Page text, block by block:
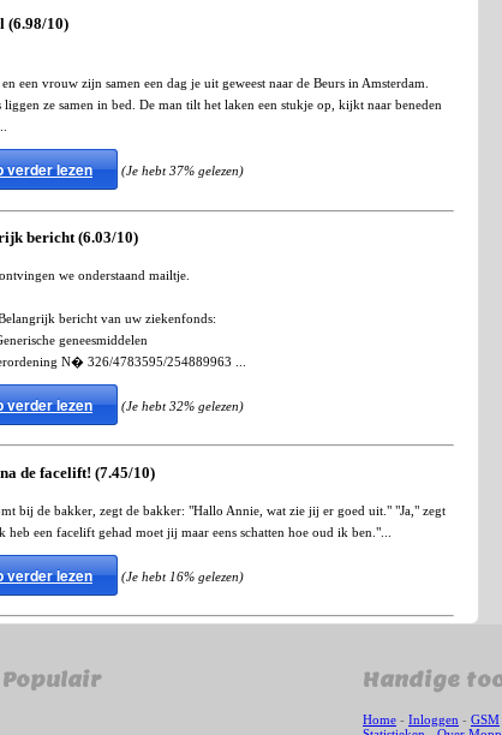
(6.98/10)
een vrouw zijn samen een dag je uit geweest naar de Beurs in Amsterdam.
liggen ze samen in bed. De man tilt het laken een stukje op, kijkt naar beneden
verder lezen (Je hebt 37% gelezen)
bericht (6.03/10)
we onderstaand mailtje.
bericht van uw ziekenfonds:
geneesmiddelen
N� 326/4783595/254889963 ...
verder lezen (Je hebt 32% gelezen)
de facelift! (7.45/10)
bij de bakker, zegt de bakker: "Hallo Annie, wat zie jij er goed uit." "Ja," zegt
heb een facelift gehad moet jij maar eens schatten hoe oud ik ben."...
verder lezen (Je hebt 16% gelezen)
Populair Handige
Home - Inloggen - GSM